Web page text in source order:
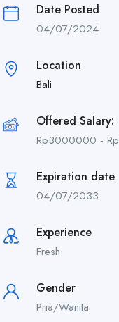
Date Posted
04/07/2024
Location
Bali
Offered Salary:
Rp3000000 - Rp
Expiration date
04/07/2033
Experience
Fresh
Gender
Pria/Wanita